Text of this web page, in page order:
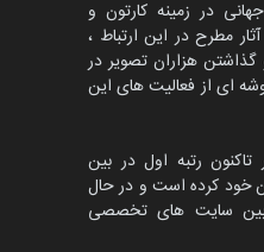
در زمینه کارتون و
مطرح در این ارتباط ،
هزاران تصویر در
ای از فعالیت های این
رتبه اول در بین
خود کرده است و در حال
بین سایت های تخصصی